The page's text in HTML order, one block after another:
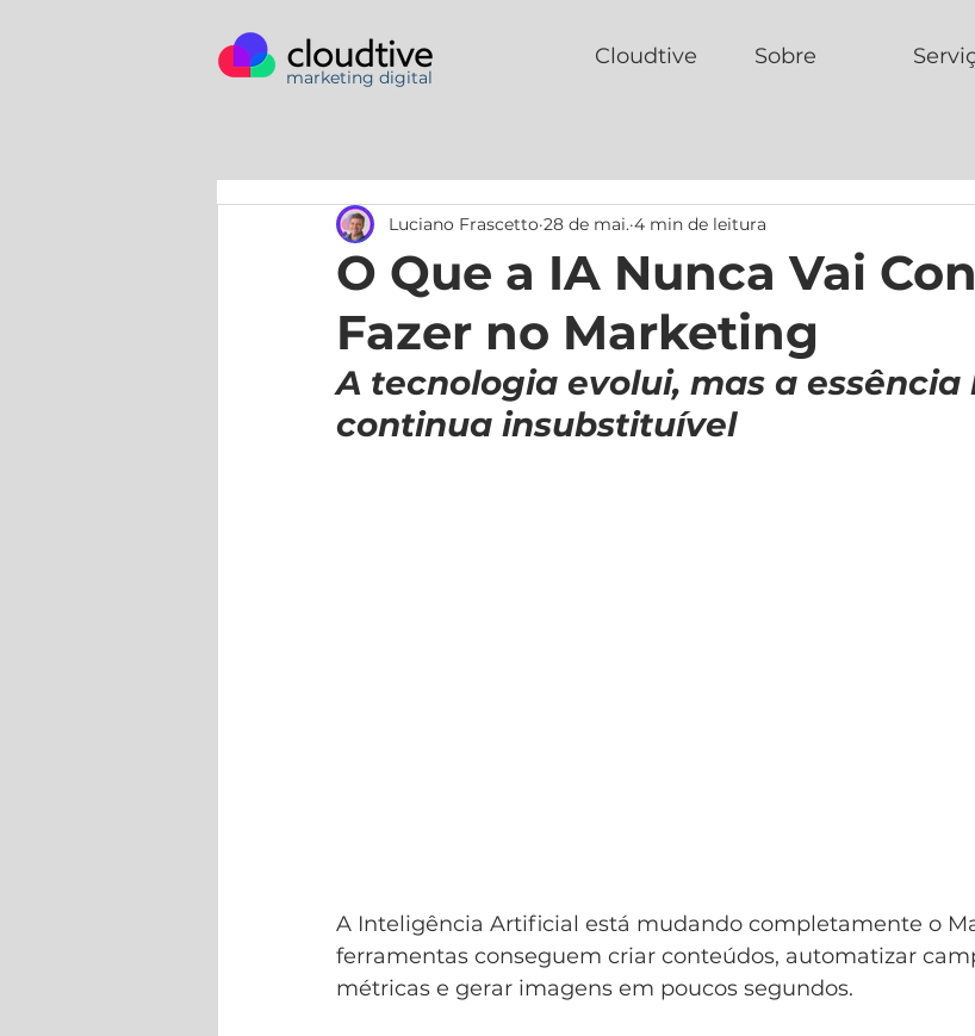
marketing digital
Cloudtive Sobre
O Que a IA Nunca Vai
Fazer no Marketing
Luciano Frascetto 28 de mai. 4 min de leitura
A tecnologia evolui, mas a
continua insubstituível
A Inteligência Artificial está mudando completamente o
ferramentas conseguem criar conteúdos, automatizar
métricas e gerar imagens em poucos segundos.